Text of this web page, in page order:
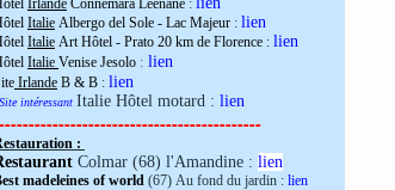
Irlande Connemara Leenane :
Italie Albergo del Sole - Lac Majeur : lien
Italie Art Hôtel - Prato 20 km de Florence : lien
Italie Venise Jesolo : lien
Irlande B & B : lien
Site intéressant Italie Hôtel motard : lien
:
Colmar (68) l'Amandine : lien
madeleines of world (67) Au fond du jardin : lien